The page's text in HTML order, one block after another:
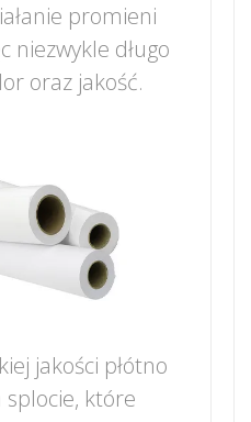
promieni
niezwykle długo
oraz jakość.
jakości płótno
które